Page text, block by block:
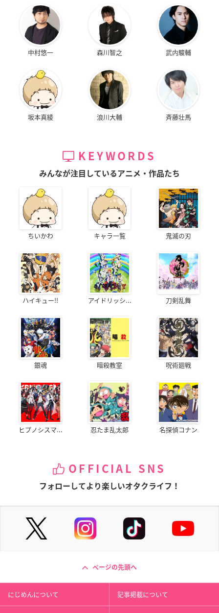
中村悠一 森川智之 武内駿輔
坂本真綾 浪川大輔 斉藤壮馬
KEYWORDS
みんなが注目しているアニメ・作品たち
ちいかわ キャラ一覧 鬼滅の刃
ハイキュー!! アイドリッシ... 刀剣乱舞
銀魂 暗殺教室 呪術廻戦
ヒプノシスマ... 忍たま乱太郎 名探偵コナン
OFFICIAL SNS
フォローしてより楽しいオタクライフ！
ページの先頭へ
にじめんについて 記事掲載について